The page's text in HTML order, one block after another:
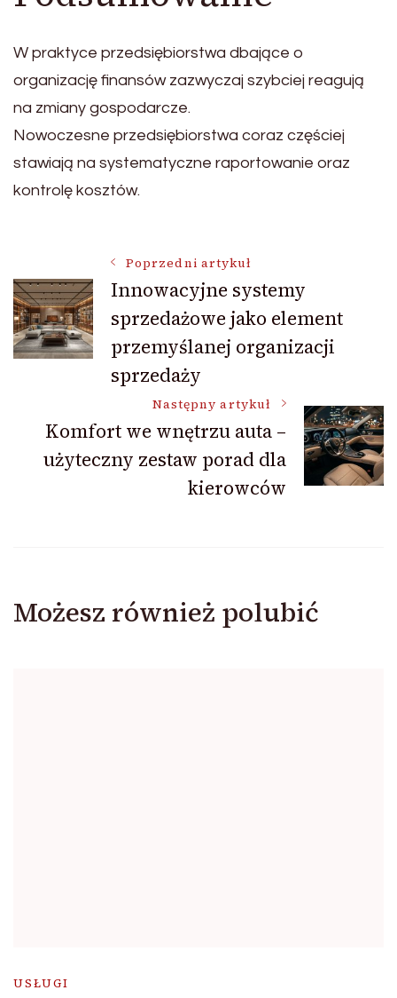
W praktyce przedsiębiorstwa dbające o
organizację finansów zazwyczaj szybciej reagują
na zmiany gospodarcze.
Nowoczesne przedsiębiorstwa coraz częściej
stawiają na systematyczne raportowanie oraz
kontrolę kosztów.
Nawigacja
wpisu
Poprzedni artykuł
Innowacyjne systemy
sprzedażowe jako element
przemyślanej organizacji
sprzedaży
Następny artykuł
Komfort we wnętrzu auta –
użyteczny zestaw porad dla
kierowców
Możesz również polubić
USŁUGI